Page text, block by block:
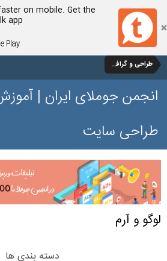
on mobile. Get the
app?
Play
طراحی و گرافیک
انجمن جوملای ایران |
طراحی سایت
لوگو و آرم
دسته بندی ها